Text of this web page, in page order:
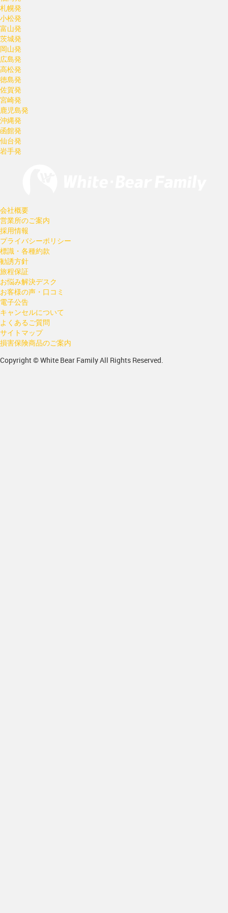
札幌発
小松発
富山発
茨城発
岡山発
広島発
高松発
徳島発
佐賀発
宮崎発
鹿児島発
沖縄発
函館発
仙台発
岩手発
会社概要
営業所のご案内
採用情報
プライバシーポリシー
標識・各種約款
勧誘方針
旅程保証
お悩み解決デスク
お客様の声・口コミ
電子公告
キャンセルについて
よくあるご質問
サイトマップ
損害保険商品のご案内
Copyright © White Bear Family All Rights Reserved.